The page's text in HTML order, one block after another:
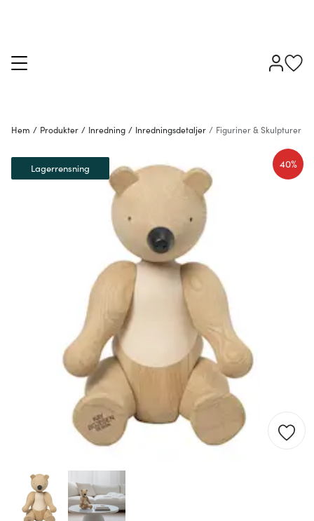
Hem / Produkter / Inredning / Inredningsdetaljer / Figuriner & Skulpturer
40%
Lagerrensning